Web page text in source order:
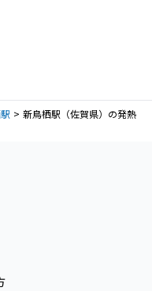
新鳥栖駅（佐賀県）の発熱